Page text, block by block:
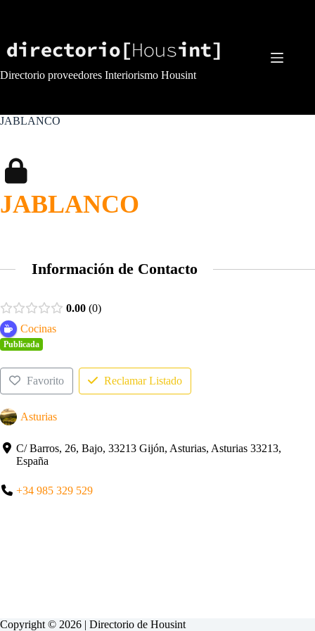
Directorio proveedores Interiorismo Housint
JABLANCO
JABLANCO
Información de Contacto
0.00 0
Cocinas
Publicada
Favorito Reclamar Listado
Asturias
C/ Barros, 26, Bajo, 33213 Gijón, Asturias, Asturias 33213,
España
+34 985 329 529
Copyright © 2026 | Directorio de Housint